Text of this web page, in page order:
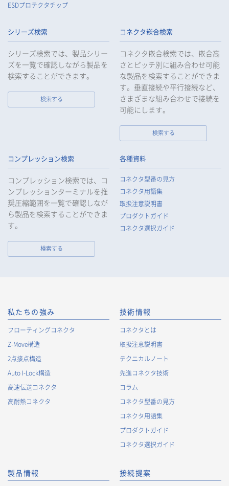
ESDプロテクタチップ
シリーズ検索
シリーズ検索では、製品シリー
ズを一覧で確認しながら製品を
検索することができます。
検索する
コネクタ嵌合検索
コネクタ嵌合検索では、嵌合高
さとピッチ別に組み合わせ可能
な製品を検索することができま
す。垂直接続や平行接続など、
さまざまな組み合わせで接続を
可能にします。
検索する
コンプレッション検索
コンプレッション検索では、コ
ンプレッションターミナルを推
奨圧縮範囲を一覧で確認しなが
ら製品を検索することができま
す。
検索する
各種資料
コネクタ型番の見方
コネクタ用語集
取扱注意説明書
プロダクトガイド
コネクタ選択ガイド
私たちの強み
フローティングコネクタ
Z-Move構造
2点接点構造
Auto I-Lock構造
高速伝送コネクタ
高耐熱コネクタ
技術情報
コネクタとは
取扱注意説明書
テクニカルノート
先進コネクタ技術
コラム
コネクタ型番の見方
コネクタ用語集
プロダクトガイド
コネクタ選択ガイド
製品情報 接続提案